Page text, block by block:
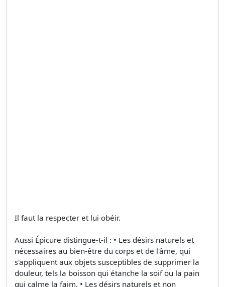
Il faut la respecter et lui obéir.
Aussi Épicure distingue-t-il : • Les désirs naturels et
nécessaires au bien-être du corps et de l'âme, qui
s'appliquent aux objets susceptibles de supprimer la
douleur, tels la boisson qui étanche la soif ou la pain
qui calme la faim. • Les désirs naturels et non